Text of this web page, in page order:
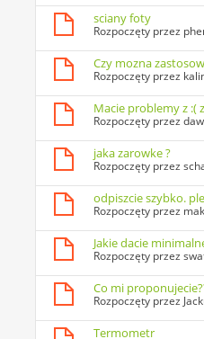
sciany foty
Rozpoczęty przez
Czy mozna
Rozpoczęty przez
Macie problemy z :(
Rozpoczęty przez
jaka zarowke ?
Rozpoczęty przez
odpiszcie szybko.
Rozpoczęty przez
Jakie dacie
Rozpoczęty przez
Co mi
Rozpoczęty przez
Termometr